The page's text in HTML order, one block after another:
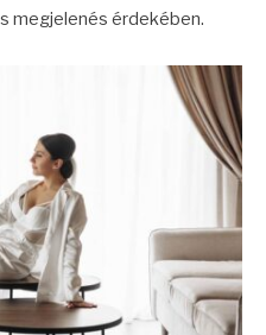
megjelenés érdekében.